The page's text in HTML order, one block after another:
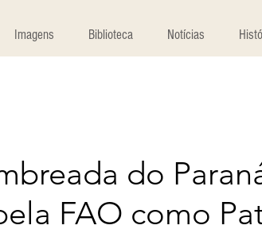
Imagens Biblioteca Notícias
do
FAO como